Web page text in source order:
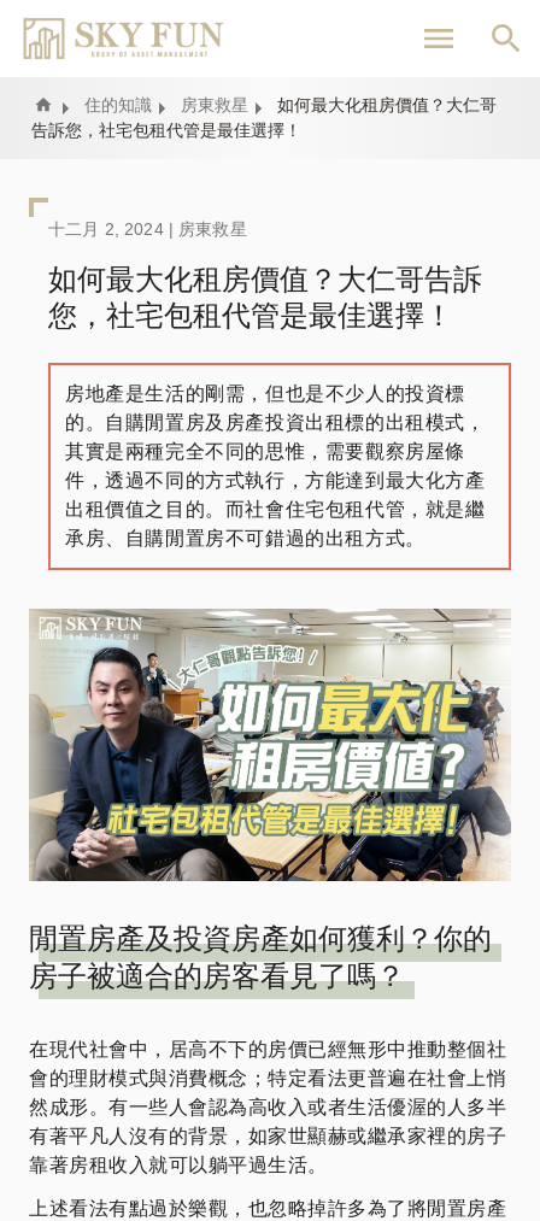
內
容
Home 住的知識 房東救星
如何最大化租房價值？大仁哥
告訴您，社宅包租代管是最佳選擇！
十二月 2, 2024 | 房東救星
如何最大化租房價值？大仁哥告訴
您，社宅包租代管是最佳選擇！
房地產是生活的剛需，但也是不少人的投資標
的。自購閒置房及房產投資出租標的出租模式，
其實是兩種完全不同的思惟，需要觀察房屋條
件，透過不同的方式執行，方能達到最大化方產
出租價值之目的。而社會住宅包租代管，就是繼
承房、自購閒置房不可錯過的出租方式。
閒置房產及投資房產如何獲利？你的
房子被適合的房客看見了嗎？
在現代社會中，居高不下的房價已經無形中推動整個社
會的理財模式與消費概念；特定看法更普遍在社會上悄
然成形。有一些人會認為高收入或者生活優渥的人多半
有著平凡人沒有的背景，如家世顯赫或繼承家裡的房子
靠著房租收入就可以躺平過生活。
上述看法有點過於樂觀，也忽略掉許多為了將閒置房產